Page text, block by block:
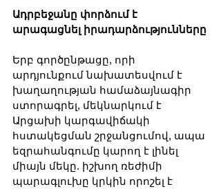
Ադրբեջանը փորձում է
արագացնել իրադարձությունները
Երբ գործընթացը, որի
արդյունքում նախատեսվում է
խաղաղության համաձայնագիր
ստորագրել, մեկնարկում է
Արցախի կարգավիճակի
հստակեցման շրջանցումով, ապա
եզրահանգումը կարող է լինել
միայն մեկը. իշխող ռեժիմի
պարագլուխը կրկին որոշել է